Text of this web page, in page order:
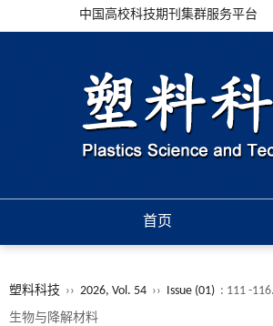
中国高校科技期刊集群服务平台
首页
塑料科技 ›› 2026, Vol. 54 ›› Issue (01) : 111 -116.
生物与降解材料